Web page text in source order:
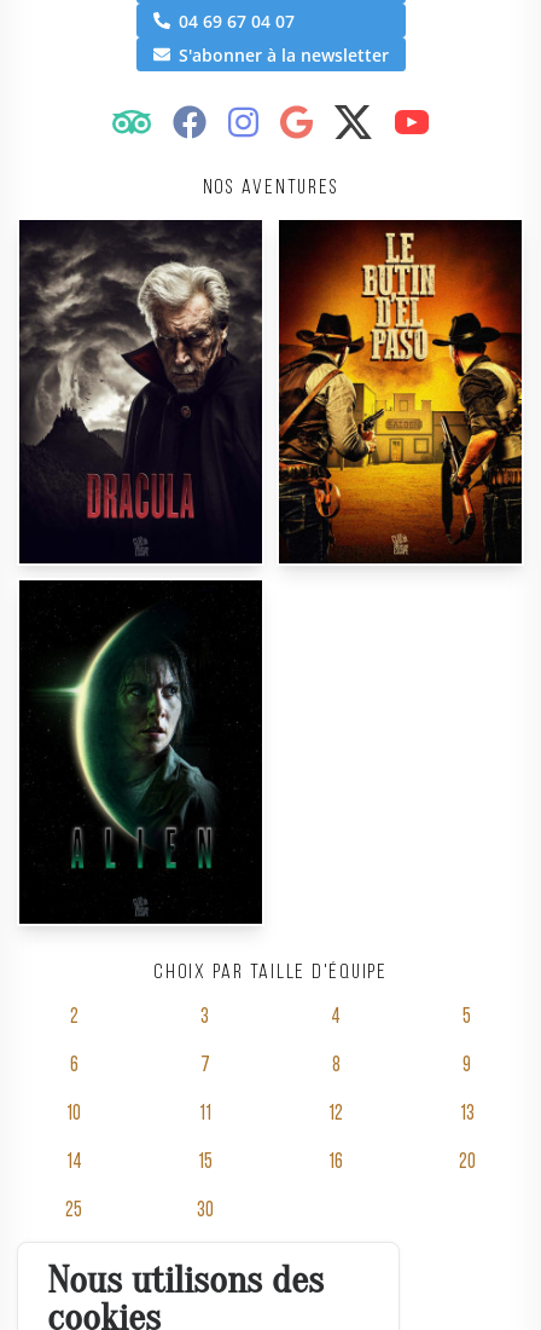
Nous utilisons des
cookies
Salles
Nos aventures
Choix par taille d'équipe
2 3 4 5
6 7 8 9
10 11 12 13
14 15 16 20
25 30
04 69 67 04 07
S'abonner à la newsletter